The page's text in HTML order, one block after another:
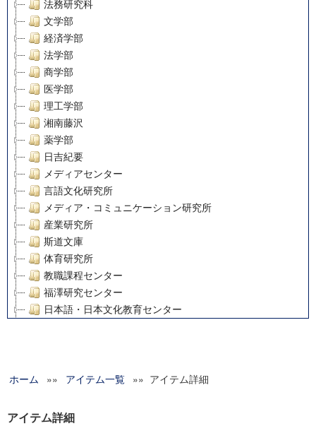
法務研究科
文学部
経済学部
法学部
商学部
医学部
理工学部
湘南藤沢
薬学部
日吉紀要
メディアセンター
言語文化研究所
メディア・コミュニケーション研究所
産業研究所
斯道文庫
体育研究所
教職課程センター
福澤研究センター
日本語・日本文化教育センター
グローバルリサーチインスティテュート
科学研究費補助金研究成果報告書
ホーム »» アイテム一覧 »» アイテム詳細
アイテム詳細